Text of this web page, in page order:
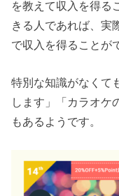
を教えて収入を得る
きる人であれば、実
で収入を得ることが
特別な知識がなくて
します」「カラオケ
もあるようです。